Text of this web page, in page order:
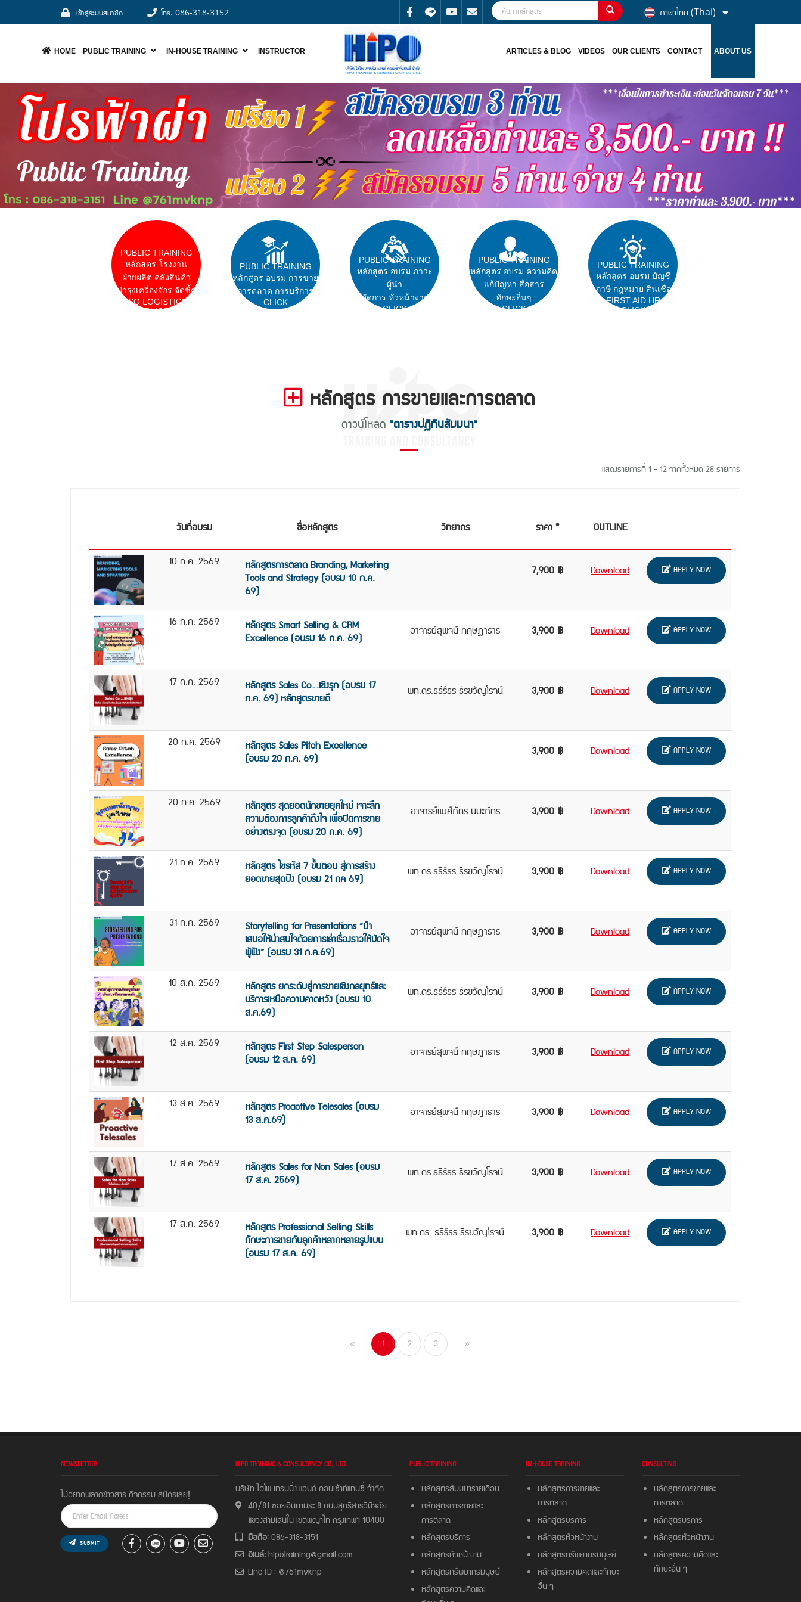
เข้าสู่ระบบสมาชิก โทร. 086-318-3152 ภาษาไทย (Thai)
HOME PUBLIC TRAINING IN-HOUSE TRAINING INSTRUCTOR ARTICLES & BLOG VIDEOS OUR CLIENTS CONTACT ABOUT US
PUBLIC TRAINING
หลักสูตร โรงงาน
ฝ่ายผลิต คลังสินค้า
บำรุงเครื่องจักร จัดซื้ด
ISO LOGISTICS
CLICK
PUBLIC TRAINING
หลักสูตร อบรม การขาย
การตลาด การบริการ
CLICK
PUBLIC TRAINING
หลักสูตร อบรม ภาวะ
ผู้นำ
ผู้จัดการ หัวหน้างาน
CLICK
PUBLIC TRAINING
หลักสูตร อบรม ความคิด
แก้ปํญหา สื่อสาร
ทักษะอื่นๆ
CLICK
PUBLIC TRAINING
หลักสูตร อบรม บัญชี
ภาษี กฎหมาย สินเชื่อ
FIRST AID HR
CLICK
หลักสูตร การขายและการตลาด
ดาวน์โหลด "ตารางปฏิทินสัมมนา"
แสดงรายการที่ 1 - 12 จากทั้งหมด 28 รายการ
วันที่อบรม ชื่อหลักสูตร วิทยากร ราคา * OUTLINE
10 ก.ค. 2569
หลักสูตรการตลาด Branding, Marketing
Tools and Strategy (อบรม 10 ก.ค.
69)
7,900 ฿ Download APPLY NOW
16 ก.ค. 2569
หลักสูตร Smart Selling & CRM
Excellence (อบรม 16 ก.ค. 69)
อาจารย์สุพจน์ กฤษฎาธาร 3,900 ฿ Download APPLY NOW
17 ก.ค. 2569
หลักสูตร Sales Co….เชิงรุก (อบรม 17
ก.ค. 69) หลักสูตรขายดี
พท.ดร.ธธีร์ธร ธีรขวัญโรจน์ 3,900 ฿ Download APPLY NOW
20 ก.ค. 2569
หลักสูตร Sales Pitch Excellence
(อบรม 20 ก.ค. 69)
3,900 ฿ Download APPLY NOW
20 ก.ค. 2569
หลักสูตร สุดยอดนักขายยุคใหม่ เจาะลึก
ความต้องการลูกค้าถึงใจ เพื่อปิดการขาย
อย่างตรงจุด (อบรม 20 ก.ค. 69)
อาจารย์พงศ์ภัทร นมะภัทร 3,900 ฿ Download APPLY NOW
21 ก.ค. 2569
หลักสูตร ไขรหัส 7 ขั้นตอน สู่การสร้าง
ยอดขายสุดปัง (อบรม 21 กค 69)
พท.ดร.ธธีร์ธร ธีรขวัญโรจน์ 3,900 ฿ Download APPLY NOW
31 ก.ค. 2569
Storytelling for Presentations “นำ
เสนอให้น่าสนใจด้วยการเล่าเรื่องราวให้มัดใจ
ผู้ฟัง” (อบรม 31 ก.ค.69)
อาจารย์สุพจน์ กฤษฎาธาร 3,900 ฿ Download APPLY NOW
10 ส.ค. 2569
หลักสูตร ยกระดับสู่การขายเชิงกลยุทธ์และ
บริการเหนือความคาดหวัง (อบรม 10
ส.ค.69)
พท.ดร.ธธีร์ธร ธีรขวัญโรจน์ 3,900 ฿ Download APPLY NOW
12 ส.ค. 2569
หลักสูตร First Step Salesperson
(อบรม 12 ส.ค. 69)
อาจารย์สุพจน์ กฤษฎาธาร 3,900 ฿ Download APPLY NOW
13 ส.ค. 2569
หลักสูตร Proactive Telesales (อบรม
13 ส.ค.69)
อาจารย์สุพจน์ กฤษฎาธาร 3,900 ฿ Download APPLY NOW
17 ส.ค. 2569
หลักสูตร Sales for Non Sales (อบรม
17 ส.ค. 2569)
พท.ดร.ธธีร์ธร ธีรขวัญโรจน์ 3,900 ฿ Download APPLY NOW
17 ส.ค. 2569
หลักสูตร Professional Selling Skills
ทักษะการขายกับลูกค้าหลากหลายรูปแบบ
(อบรม 17 ส.ค. 69)
พท.ดร. ธธีร์ธร ธีรขวัญโรจน์ 3,900 ฿ Download APPLY NOW
« 1 2 3 »
NEWSLETTER
ไม่อยากพลาดข่าวสาร กิจกรรม สมัครเลย!
SUBMIT
HIPO TRAINING & CONSULTANCY CO., LTD.
บริษัท ไฮโพ เทรนนิ่ง แอนด์ คอนเซ้าท์แทนซี่ จํากัด
40/81 ซอยอินทามระ 8 ถนนสุทธิสารวินิจฉัย
แขวงสามเสนใน เขตพญาไท กรุงเทพฯ 10400
มือถือ:086-318-3151
อีเมล์:hipotraining@gmail.com
Line ID : @761mvknp
PUBLIC TRAINING
หลักสูตรสัมมนารายเดือน
หลักสูตรการขายและ
การตลาด
หลักสูตรบริการ
หลักสูตรหัวหน้างาน
หลักสูตรทรัพยากรมนุษย์
หลักสูตรความคิดและ
IN-HOUSE TRAINING
หลักสูตรการขายและ
การตลาด
หลักสูตรบริการ
หลักสูตรหัวหน้างาน
หลักสูตรทรัพยากรมมุษย์
หลักสูตรความคิดและทักษะ
อื่น ๆ
CONSULTING
หลักสูตรการขายและ
การตลาด
หลักสูตรบริการ
หลักสูตรหัวหน้างาน
หลักสูตรความคิดและ
ทักษะอื่น ๆ